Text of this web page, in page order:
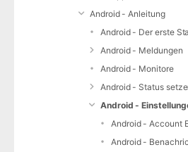
Android - Anleitung
Android - Der erste
Android - Meldungen
Android - Monitore
Android - Status
Android -